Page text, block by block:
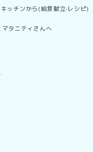
キッチンから(給食献立·レシピ)
マタニティさんへ